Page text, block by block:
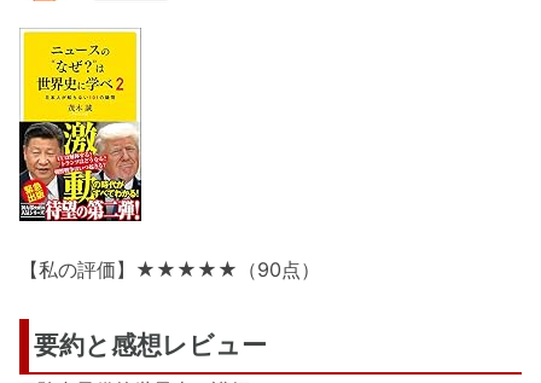
【私の評価】★★★★★（90点）
要約と感想レビュー